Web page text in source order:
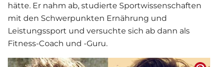
hätte. Er nahm ab, studierte Sportwissenschaften
mit den Schwerpunkten Ernährung und
Leistungssport und versuchte sich ab dann als
Fitness-Coach und -Guru.